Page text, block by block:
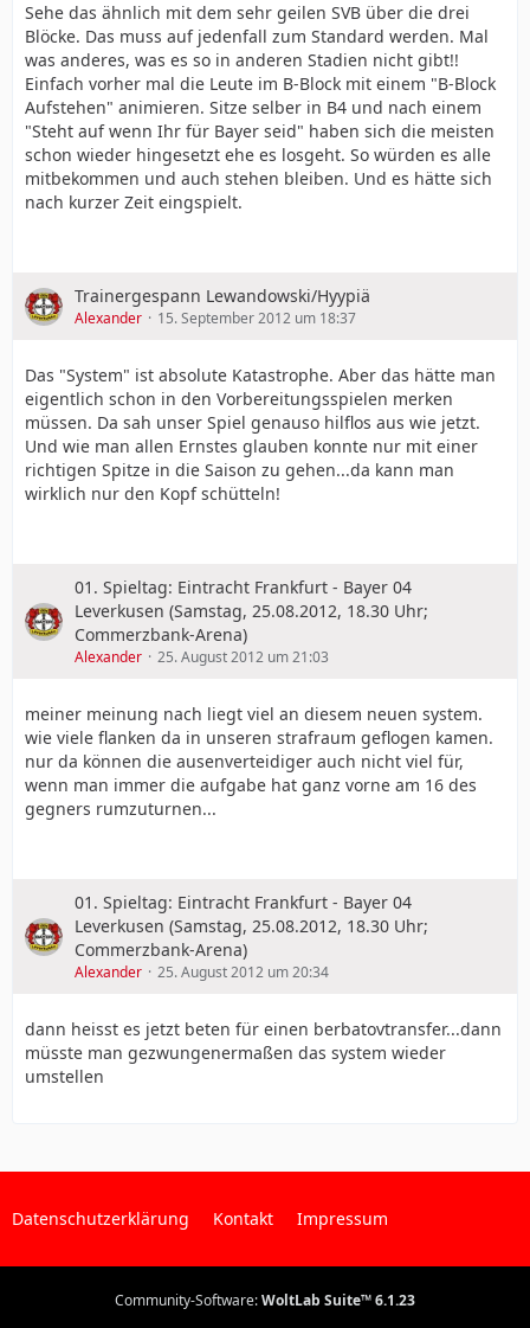
Sehe das ähnlich mit dem sehr geilen SVB über die drei
Blöcke. Das muss auf jedenfall zum Standard werden. Mal
was anderes, was es so in anderen Stadien nicht gibt!!
Einfach vorher mal die Leute im B-Block mit einem "B-Block
Aufstehen" animieren. Sitze selber in B4 und nach einem
"Steht auf wenn Ihr für Bayer seid" haben sich die meisten
schon wieder hingesetzt ehe es losgeht. So würden es alle
mitbekommen und auch stehen bleiben. Und es hätte sich
nach kurzer Zeit eingspielt.
Trainergespann Lewandowski/Hyypiä
Alexander 15. September 2012 um 18:37
Das "System" ist absolute Katastrophe. Aber das hätte man
eigentlich schon in den Vorbereitungsspielen merken
müssen. Da sah unser Spiel genauso hilflos aus wie jetzt.
Und wie man allen Ernstes glauben konnte nur mit einer
richtigen Spitze in die Saison zu gehen...da kann man
wirklich nur den Kopf schütteln!
01. Spieltag: Eintracht Frankfurt - Bayer 04
Leverkusen (Samstag, 25.08.2012, 18.30 Uhr;
Commerzbank-Arena)
Alexander 25. August 2012 um 21:03
meiner meinung nach liegt viel an diesem neuen system.
wie viele flanken da in unseren strafraum geflogen kamen.
nur da können die ausenverteidiger auch nicht viel für,
wenn man immer die aufgabe hat ganz vorne am 16 des
gegners rumzuturnen...
01. Spieltag: Eintracht Frankfurt - Bayer 04
Leverkusen (Samstag, 25.08.2012, 18.30 Uhr;
Commerzbank-Arena)
Alexander 25. August 2012 um 20:34
dann heisst es jetzt beten für einen berbatovtransfer...dann
müsste man gezwungenermaßen das system wieder
umstellen
Datenschutzerklärung Kontakt Impressum
Community-Software:WoltLab Suite™ 6.1.23